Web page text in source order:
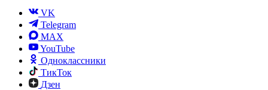
VK
Telegram
MAX
YouTube
Одноклассники
ТикТок
Дзен